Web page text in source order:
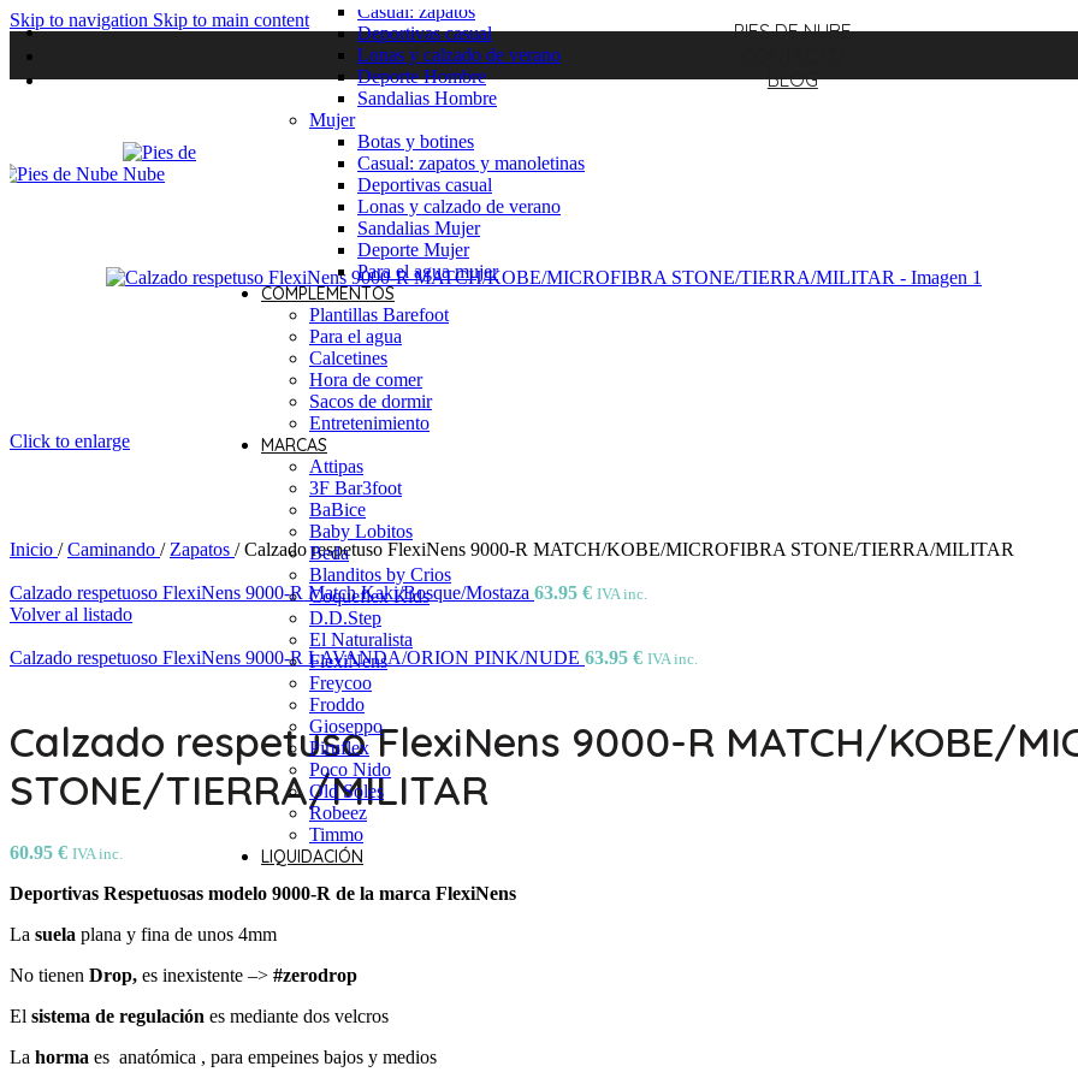
Skip to navigation Skip to main content
PIES DE NUBE
BLOG
Casual: zapatos
Deportivas casual
Lonas y calzado de verano
Deporte Hombre
Sandalias Hombre
Mujer
Botas y botines
Casual: zapatos y manoletinas
Deportivas casual
Lonas y calzado de verano
Sandalias Mujer
Deporte Mujer
Para el agua mujer
COMPLEMENTOS
Plantillas Barefoot
Para el agua
Calcetines
Hora de comer
Sacos de dormir
Entretenimiento
MARCAS
Attipas
3F Bar3foot
BaBice
Baby Lobitos
Beda
Blanditos by Crios
Coqueflex Kids
D.D.Step
El Naturalista
FlexiNens
Freycoo
Froddo
Gioseppo
Piruflex
Poco Nido
Old Soles
Robeez
Timmo
LIQUIDACIÓN
Click to enlarge
Inicio / Caminando / Zapatos / Calzado respetuso FlexiNens 9000-R MATCH/KOBE/MICROFIBRA STONE/TIERRA/MILITAR
Calzado respetuoso FlexiNens 9000-R Match Kaki/Bosque/Mostaza 63.95 € IVA inc.
Volver al listado
Calzado respetuoso FlexiNens 9000-R LAVANDA/ORION PINK/NUDE 63.95 € IVA inc.
Calzado respetuso FlexiNens 9000-R MATCH/KOBE/
STONE/TIERRA/MILITAR
60.95 € IVA inc.
Deportivas Respetuosas modelo 9000-R de la marca FlexiNens
La suela plana y fina de unos 4mm
No tienen Drop, es inexistente –> #zerodrop
El sistema de regulación es mediante dos velcros
La horma es anatómica , para empeines bajos y medios